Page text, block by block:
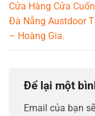
Cửa Hàng Cửa
Đà Nẵng Austdoor
– Hoàng Gia.
Để lại một
Email của bạn